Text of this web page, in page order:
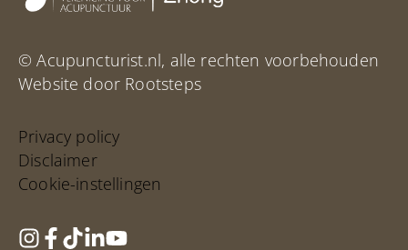
© Acupuncturist.nl, alle rechten voorbehouden
Website door Rootsteps
Privacy policy
Disclaimer
Cookie-instellingen